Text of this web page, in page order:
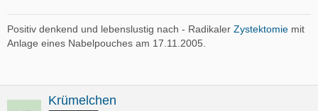
Positiv denkend und lebenslustig nach - Radikaler Zystektomie mit
Anlage eines Nabelpouches am 17.11.2005.
Krümelchen